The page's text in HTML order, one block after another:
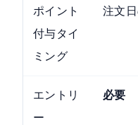
ポイント
付与タイ
ミング
注文
エントリ
ー
必要